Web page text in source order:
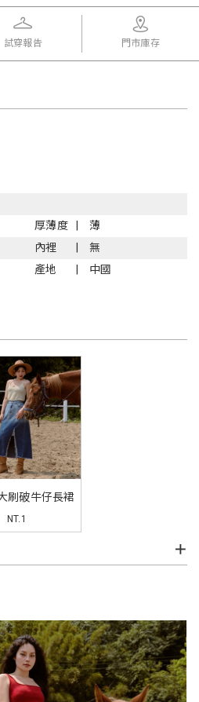
試穿報告 門市庫存
厚薄度
薄
內裡
無
產地 中國
刷破牛仔長裙
NT.1